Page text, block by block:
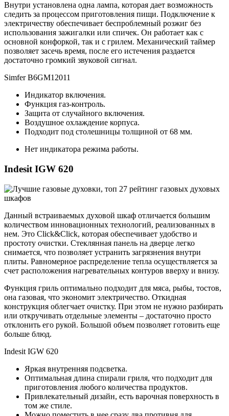
Внутри установлена одна лампа, которая дает возможность
следить за процессом приготовления пищи. Подключение к
электричеству обеспечивает беспроблемный розжиг без
использования зажигалки или спичек. Он работает как с
основной конфоркой, так и с грилем. Механический таймер
позволяет засечь время, после его истечения раздается
достаточно громкий звуковой сигнал.
Simfer B6GM12011
Индикатор включения.
Функция газ-контроль.
Защита от случайного включения.
Воздушное охлаждение корпуса.
Подходит под столешницы толщиной от 68 мм.
Нет индикатора режима работы.
Indesit IGW 620
Данный встраиваемых духовой шкаф отличается большим
количеством инновационных технологий, реализованных в
нем. Это Click&Click, которая обеспечивает удобство и
простоту очистки. Стеклянная панель на дверце легко
снимается, что позволяет устранить загрязнения внутри
плиты. Равномерное распределение тепла осуществляется за
счет расположения нагревательных контуров вверху и внизу.
Функция гриль оптимально подходит для мяса, рыбы, тостов,
она газовая, что экономит электричество. Откидная
конструкция облегчает очистку. При этом не нужно разбирать
или откручивать отдельные элементы – достаточно просто
отклонить его рукой. Большой объем позволяет готовить еще
больше блюд.
Indesit IGW 620
Яркая внутренняя подсветка.
Оптимальная длина спирали гриля, что подходит для
приготовления любого количества продуктов.
Привлекательный дизайн, есть варочная поверхность в
том же стиле.